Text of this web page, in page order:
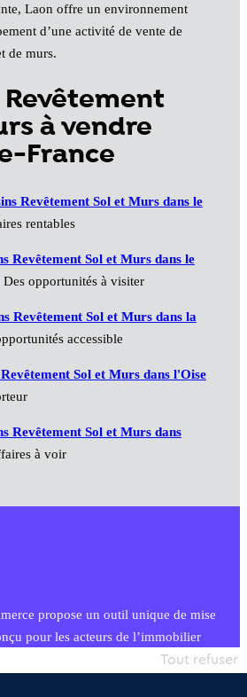
Laon offre un environnement
d’une activité de vente de
de murs.
à vendre
France
Revêtement Sol et Murs dans le
rentables
Revêtement Sol et Murs dans le
opportunités à visiter
Revêtement Sol et Murs dans la
accessible
Sol et Murs dans l'Oise
Revêtement Sol et Murs dans
à voir
propose un outil unique de mise
pour les acteurs de l’immobilier
territoriales, simple et intégrant
Tout refuser